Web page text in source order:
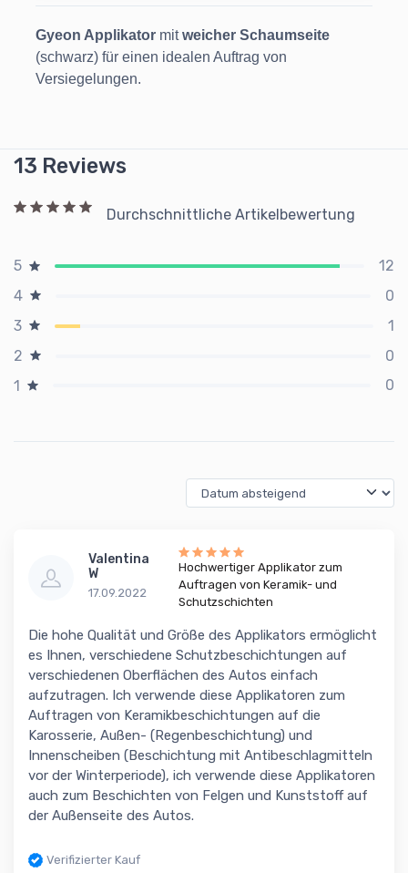
Gyeon Applikator mitweicher Schaumseite
(schwarz) für einen idealen Auftrag von
Versiegelungen.
13 Reviews
Durchschnittliche Artikelbewertung
5
12
4
0
3
1
2
0
1
0
Valentina
W
17.09.2022
Hochwertiger Applikator zum
Auftragen von Keramik- und
Schutzschichten
Die hohe Qualität und Größe des Applikators ermöglicht
es Ihnen, verschiedene Schutzbeschichtungen auf
verschiedenen Oberflächen des Autos einfach
aufzutragen. Ich verwende diese Applikatoren zum
Auftragen von Keramikbeschichtungen auf die
Karosserie, Außen- (Regenbeschichtung) und
Innenscheiben (Beschichtung mit Antibeschlagmitteln
vor der Winterperiode), ich verwende diese Applikatoren
auch zum Beschichten von Felgen und Kunststoff auf
der Außenseite des Autos.
Verifizierter Kauf